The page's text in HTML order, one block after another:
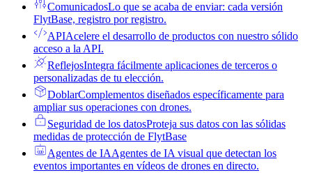
ComunicadosLo que se acaba de enviar: cada versión
FlytBase, registro por registro.
APIAcelere el desarrollo de productos con nuestro sólido
acceso a la API.
ReflejosIntegra fácilmente aplicaciones de terceros o
personalizadas de tu elección.
DoblarComplementos diseñados específicamente para
ampliar sus operaciones con drones.
Seguridad de los datosProteja sus datos con las sólidas
medidas de protección de FlytBase
Agentes de IAAgentes de IA visual que detectan los
eventos importantes en vídeos de drones en directo.